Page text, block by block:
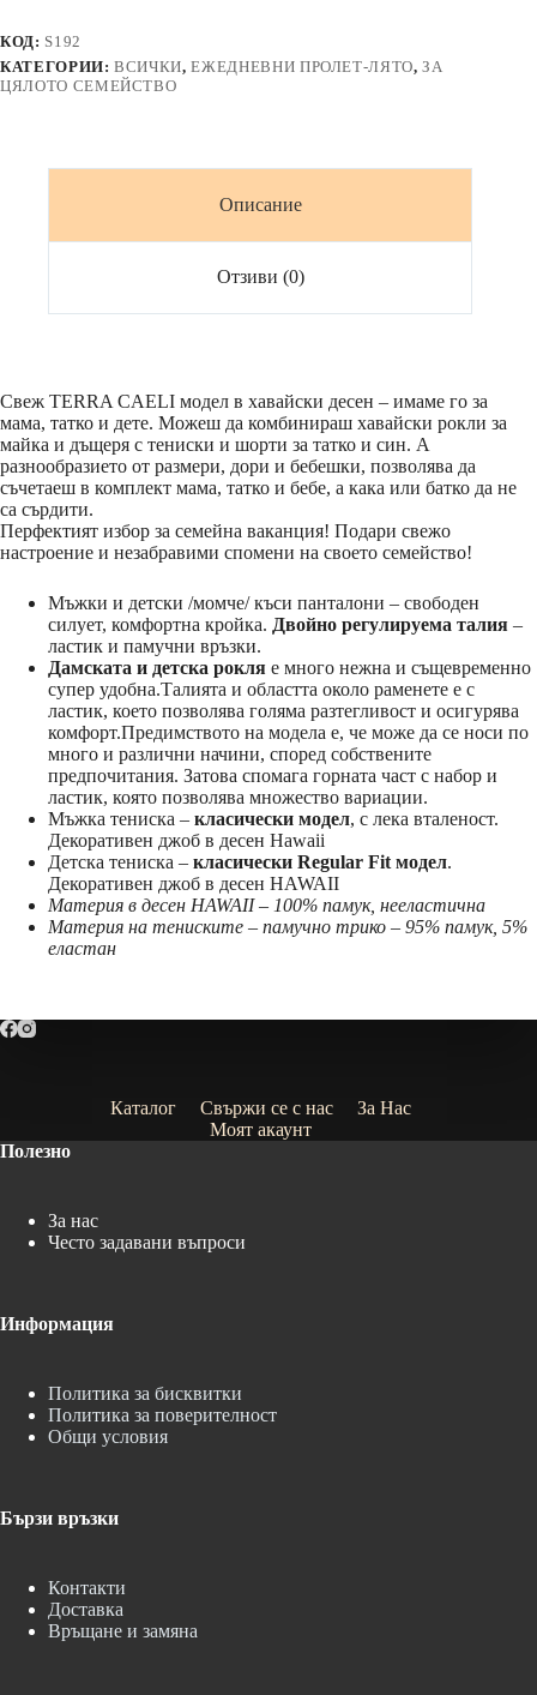
Мама,
Татко
и
КОД: S192
КАТЕГОРИИ:ВСИЧКИ,ЕЖЕДНЕВНИ ПРОЛЕТ-ЛЯТО,ЗА
ЦЯЛОТО СЕМЕЙСТВО
Описание
Отзиви (0)
Свеж TERRA CAELI модел в хавайски десен – имаме го за
мама, татко и дете. Можеш да комбинираш хавайски рокли за
майка и дъщеря с тениски и шорти за татко и син. А
разнообразието от размери, дори и бебешки, позволява да
съчетаеш в комплект мама, татко и бебе, а кака или батко да не
са сърдити.
Перфектият избор за семейна ваканция! Подари свежо
настроение и незабравими спомени на своето семейство!
Мъжки и детски /момче/ къси панталони – свободен
силует, комфортна кройка. Двойно регулируема талия –
ластик и памучни връзки.
Дамската и детска рокля е много нежна и същевременно
супер удобна.Талията и областта около раменете е с
ластик, което позволява голяма разтегливост и осигурява
комфорт.Предимството на модела е, че може да се носи по
много и различни начини, според собствените
предпочитания. Затова спомага горната част с набор и
ластик, която позволява множество вариации.
Мъжка тениска – класически модел, с лека вталеност.
Декоративен джоб в десен Hawaii
Детска тениска – класически Regular Fit модел.
Декоративен джоб в десен HAWAII
Материя в десен HAWAII – 100% памук, нееластична
Материя на тениските – памучно трико – 95% памук, 5%
еластан
Каталог Свържи се с нас
За Нас
Моят акаунт
Полезно
За нас
Често задавани въпроси
Информация
Политика за бисквитки
Политика за поверителност
Общи условия
Бързи връзки
Контакти
Доставка
Връщане и замяна